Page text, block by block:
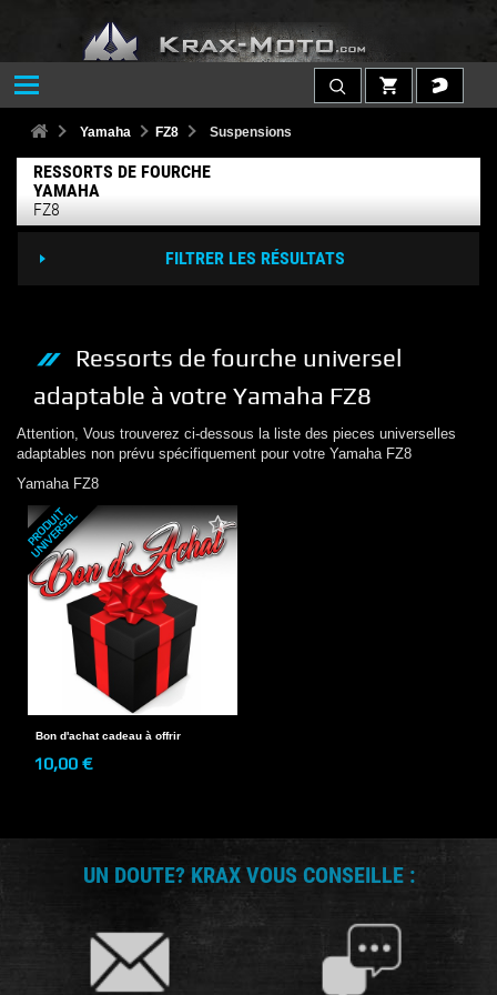
Yamaha FZ8 Suspensions
RESSORTS DE FOURCHE
YAMAHA
FZ8
FILTRER LES RÉSULTATS
Ressorts de fourche universel
adaptable à votre Yamaha FZ8
Attention, Vous trouverez ci-dessous la liste des pieces universelles
adaptables non prévu spécifiquement pour votre Yamaha FZ8
Yamaha FZ8
P
R
O
D
U
I
T
U
N
I
V
E
R
S
E
L
Bon d'achat cadeau à offrir
10,00 €
UN DOUTE? KRAX VOUS CONSEILLE :